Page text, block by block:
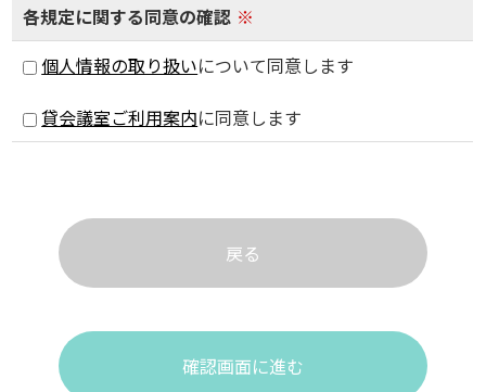
各規定に関する同意の確認 ※
個人情報の取り扱いについて同意します
貸会議室ご利用案内に同意します
戻る
確認画面に進む